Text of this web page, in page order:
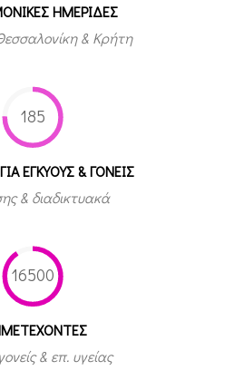
ΗΜΕΡΙΔΕΣ
& Κρήτη
185
ΕΓΚΥΟΥΣ & ΓΟΝΕΙΣ
& διαδικτυακά
16500
& επ. υγείας